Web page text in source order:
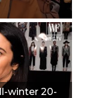
winter 20-